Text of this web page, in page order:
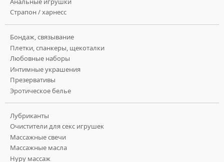
Страпон / харнесс
Бондаж, связывание
Плетки, спанкеры, щекоталки
Любовные наборы
Интимные украшения
Презервативы
Эротическое белье
Лубриканты
Очистители для секс игрушек
Массажные свечи
Массажные масла
Нуру массаж